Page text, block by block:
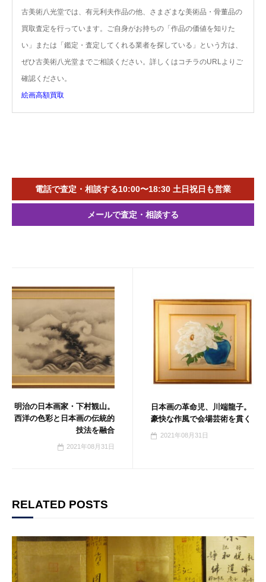
古美術八光堂では、有元利夫作品の他、さまざまな美術品・骨董品の
買取査定を行っています。ご自身がお持ちの「作品の価値を知りた
い」または「鑑定・査定してくれる業者を探している」という方は、
ぜひ古美術八光堂までご相談ください。詳しくはコチラのURLよりご
確認ください。
絵画高額買取
電話で査定・相談する10:00〜18:30 土日祝日も営業
メールで査定・相談する
明治の日本画家・下村観山。
西洋の色彩と日本画の伝統的
技法を融合
2021年08月31日
日本画の革命児、川端龍子。
豪快な作風で会場芸術を貫く
2021年08月31日
RELATED POSTS